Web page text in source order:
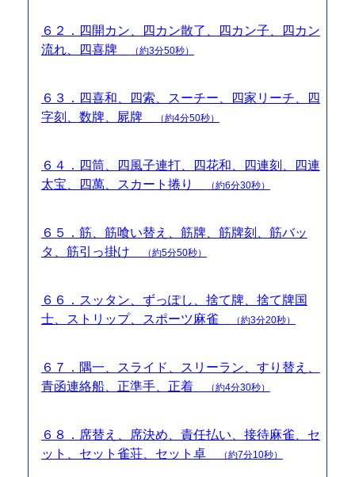
６２．四開カン、四カン散了、四カン子、四カン
流れ、四喜牌
（約3分50秒）
６３．四喜和、四索、スーチー、四家リーチ、四
字刻、数牌、屍牌
（約4分50秒）
６４．四筒、四風子連打、四花和、四連刻、四連
太宝、四萬、スカート捲り
（約6分30秒）
６５．筋、筋喰い替え、筋牌、筋牌刻、筋バッ
タ、筋引っ掛け
（約5分50秒）
６６．スッタン、ずっぽし、捨て牌、捨て牌国
士、ストリップ、スポーツ麻雀
（約3分20秒）
６７．隅一、スライド、スリーラン、すり替え、
青函連絡船、正準手、正着
（約4分30秒）
６８．席替え、席決め、責任払い、接待麻雀、セ
ット、セット雀荘、セット卓
（約7分10秒）